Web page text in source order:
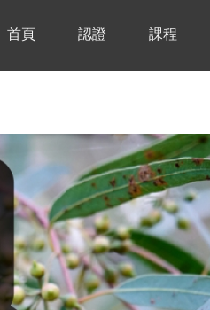
首頁 認證 課程